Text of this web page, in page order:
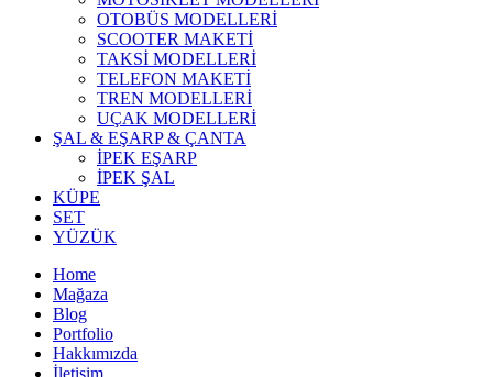
OTOBÜS MODELLERİ
SCOOTER MAKETİ
TAKSİ MODELLERİ
TELEFON MAKETİ
TREN MODELLERİ
UÇAK MODELLERİ
ŞAL & EŞARP & ÇANTA
İPEK EŞARP
İPEK ŞAL
KÜPE
SET
YÜZÜK
Home
Mağaza
Blog
Portfolio
Hakkımızda
İletişim